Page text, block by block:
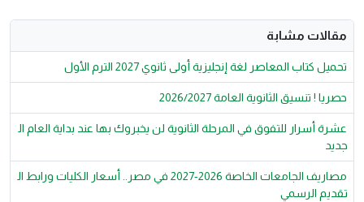
مقالات مشابة
تحميل كتاب المعاصر لغة إنجليزية أولى ثانوي 2027 الترم الأول
حصريا ! تنسيق الثانوية العامة 2026/2027
عشرة أسرار للتفوق في المرحلة الثانوية لن يخبروك بها عند بداية العام ال
جديد
مصاريف الجامعات الخاصة 2026-2027 في مصر.. أسعار الكليات ورابط ال
تقديم الرسمي